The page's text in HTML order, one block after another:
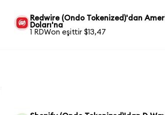
Redwire (Ondo Tokenized)'dan
Doları'na
1 RDWon eşittir $13,47